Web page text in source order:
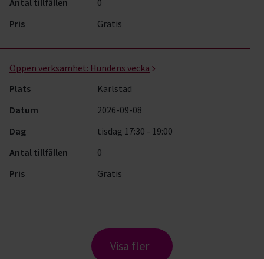
Antal tillfällen
0
Pris
Gratis
Öppen verksamhet: Hundens vecka
Plats
Karlstad
Datum
2026-09-08
Dag
tisdag 17:30 - 19:00
Antal tillfällen
0
Pris
Gratis
Visa fler